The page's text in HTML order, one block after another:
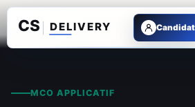
Candidat
MCO APPLICATIF